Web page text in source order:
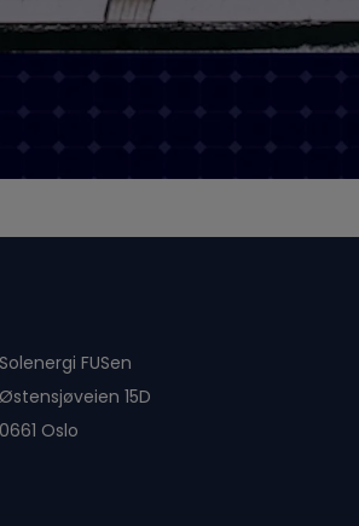
Solenergi FUSen
Østensjøveien 15D
0661 Oslo